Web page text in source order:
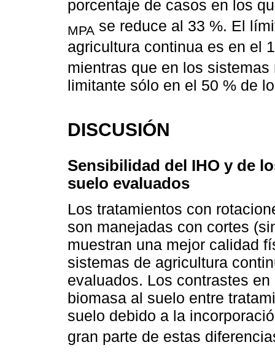
porcentaje de casos en los
MPA se reduce al 33 %. El
agricultura continua es en el
mientras que en los
limitante sólo en el 50 % de
DISCUSIÓN
Sensibilidad del IHO y de
suelo evaluados
Los tratamientos con
son manejadas con cortes
muestran una mejor calidad
sistemas de agricultura
evaluados. Los contrastes
biomasa al suelo entre
suelo debido a la
gran parte de estas